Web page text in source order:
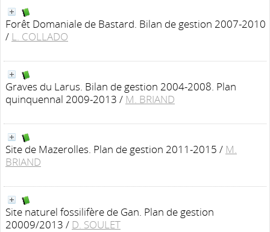
Forêt Domaniale de Bastard. Bilan de gestion 2007-2010
/ L. COLLADO
Graves du Larus. Bilan de gestion 2004-2008. Plan
quinquennal 2009-2013 / M. BRIAND
Site de Mazerolles. Plan de gestion 2011-2015 / M.
BRIAND
Site naturel fossilifère de Gan. Plan de gestion
20009/2013 / D. SOULET